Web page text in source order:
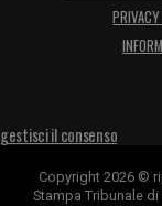
gestisci il consenso
Copyright 2026 ©
Stampa Tribunale